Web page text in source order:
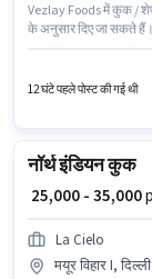
Vezlay Foods में कुक /
के अनुसार दिए जा सकते
सैलरी उपलब्ध है।
12 घंटे पहले पोस्ट की गई थी
नॉर्थ इंडियन कुक
₹ 25,000 - 35,000
La Cielo
मयूर विहार I, दिल्ली